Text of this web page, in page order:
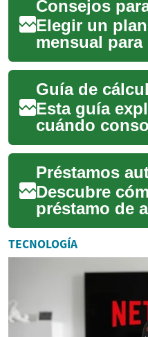
afecta a tu
Elegir un
mensual
inteligente
comprender
las cuotas, el
Esta guía
cuándo
una sola
tu pago
conc...
Descubre
préstamo de
requisitos,
prestamistas,
interés,
TECNOLOGÍA